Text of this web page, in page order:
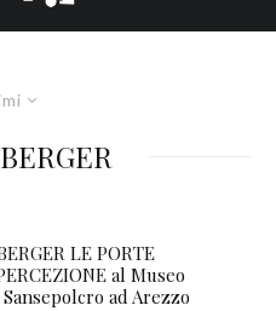
LE PORTE
al Museo
Sansepolcro ad Arezzo